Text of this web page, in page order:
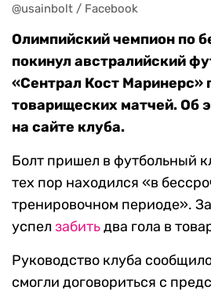
@usainbolt / Facebook
Олимпийский чемпион по
покинул австралийский
«Сентрал Кост Маринерс»
товарищеских матчей. Об
на сайте клуба.
Болт пришел в футбольный
тех пор находился «в
тренировочном периоде».
успел забитьдва гола в
Руководство клуба
смогли договориться с